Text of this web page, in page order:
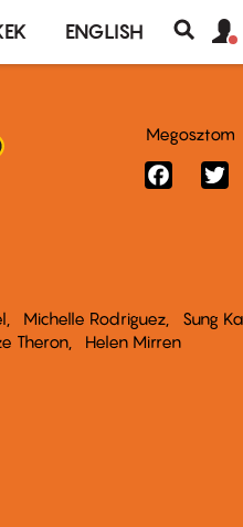
ENGLISH
Michelle Rodriguez
Sung
Theron Helen Mirren
Megosztom
Facebook